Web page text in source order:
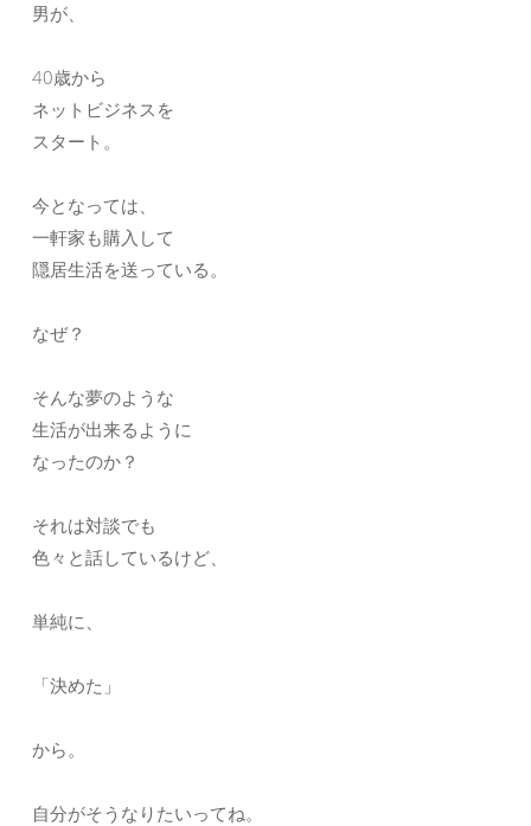
男が、
40歳から
ネットビジネスを
スタート。
今となっては、
一軒家も購入して
隠居生活を送っている。
なぜ？
そんな夢のような
生活が出来るように
なったのか？
それは対談でも
色々と話しているけど、
単純に、
「決めた」
から。
自分がそうなりたいってね。